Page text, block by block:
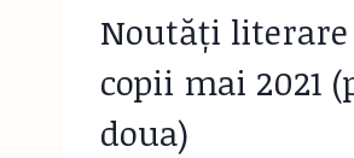
Noutăți
copii mai 2021
doua)